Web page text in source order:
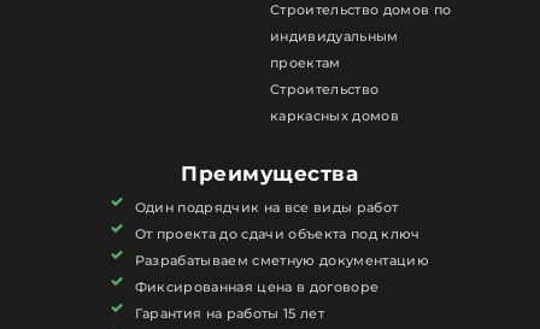
Строительство домов по
индивидуальным
проектам
Строительство
каркасных домов
Преимущества
Один подрядчик на все виды работ
От проекта до сдачи объекта под ключ
Разрабатываем сметную документацию
Фиксированная цена в договоре
Гарантия на работы 15 лет